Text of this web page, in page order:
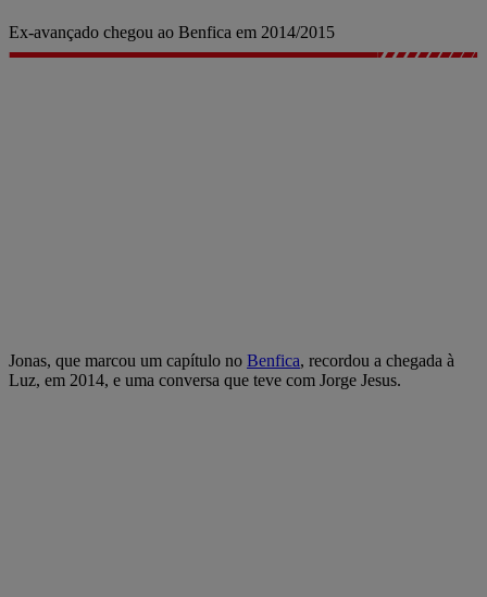
Ex-avançado chegou ao Benfica em 2014/2015
Jonas, que marcou um capítulo no Benfica, recordou a chegada à
Luz, em 2014, e uma conversa que teve com Jorge Jesus.